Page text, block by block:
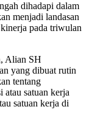
dihadapi dalam
menjadi landasan
pada triwulan
Alian SH
yang dibuat rutin
tentang
atau satuan kerja
satuan kerja di